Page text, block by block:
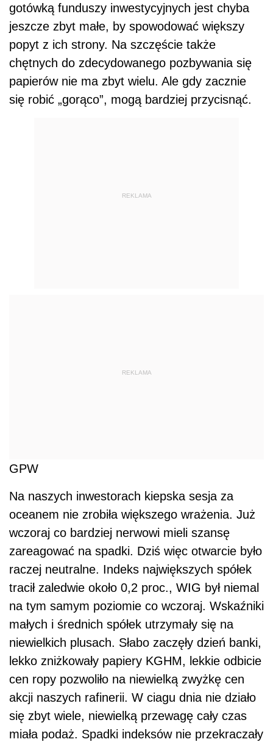
gotówką funduszy inwestycyjnych jest chyba
jeszcze zbyt małe, by spowodować większy
popyt z ich strony. Na szczęście także
chętnych do zdecydowanego pozbywania się
papierów nie ma zbyt wielu. Ale gdy zacznie
się robić „gorąco”, mogą bardziej przycisnąć.
REKLAMA
REKLAMA
GPW
Na naszych inwestorach kiepska sesja za
oceanem nie zrobiła większego wrażenia. Już
wczoraj co bardziej nerwowi mieli szansę
zareagować na spadki. Dziś więc otwarcie było
raczej neutralne. Indeks największych spółek
tracił zaledwie około 0,2 proc., WIG był niemal
na tym samym poziomie co wczoraj. Wskaźniki
małych i średnich spółek utrzymały się na
niewielkich plusach. Słabo zaczęły dzień banki,
lekko zniżkowały papiery KGHM, lekkie odbicie
cen ropy pozwoliło na niewielką zwyżkę cen
akcji naszych rafinerii. W ciagu dnia nie działo
się zbyt wiele, niewielką przewagę cały czas
miała podaż. Spadki indeksów nie przekraczały